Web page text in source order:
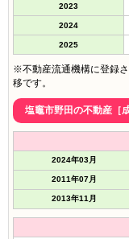
2023
2024
2025
※不動産流通機構に登録
移です。
塩竈市野田の不動産［
2024年03月
2011年07月
2013年11月